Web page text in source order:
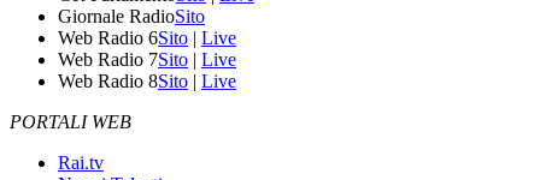
Giornale RadioSito
Web Radio 6Sito | Live
Web Radio 7Sito | Live
Web Radio 8Sito | Live
PORTALI WEB
Rai.tv